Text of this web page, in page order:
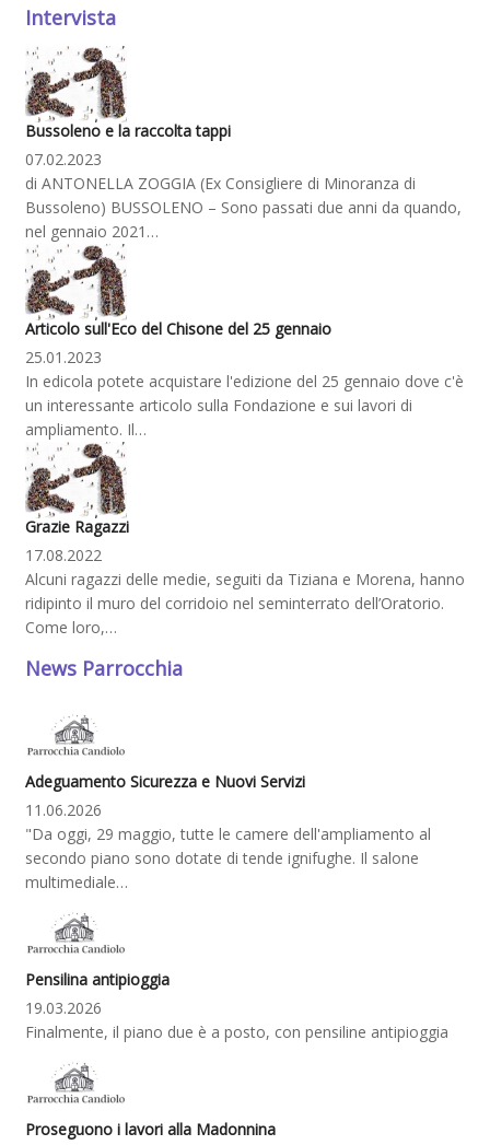
Intervista
Bussoleno e la raccolta tappi
07.02.2023
di ANTONELLA ZOGGIA (Ex Consigliere di Minoranza di
Bussoleno) BUSSOLENO – Sono passati due anni da quando,
nel gennaio 2021…
Articolo sull'Eco del Chisone del 25 gennaio
25.01.2023
In edicola potete acquistare l'edizione del 25 gennaio dove c'è
un interessante articolo sulla Fondazione e sui lavori di
ampliamento. Il…
Grazie Ragazzi
17.08.2022
Alcuni ragazzi delle medie, seguiti da Tiziana e Morena, hanno
ridipinto il muro del corridoio nel seminterrato dell’Oratorio.
Come loro,…
News Parrocchia
Adeguamento Sicurezza e Nuovi Servizi
11.06.2026
"Da oggi, 29 maggio, tutte le camere dell'ampliamento al
secondo piano sono dotate di tende ignifughe. Il salone
multimediale…
Pensilina antipioggia
19.03.2026
Finalmente, il piano due è a posto, con pensiline antipioggia
Proseguono i lavori alla Madonnina